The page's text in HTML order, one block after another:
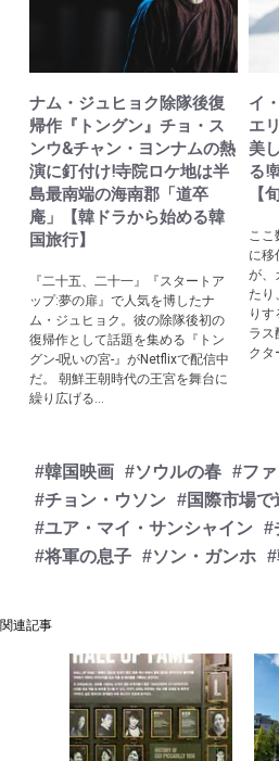
ナム・ジュヒョク除隊後復
帰作『トングン』チョ・ス
ンウ&チャン・ヨンナムの熱
演に釘付け!寺院ロケ地は半
島最南端の海南郡「道卒
庵」【韓ドラから始める韓
国旅行】
『二十五、二十一』『スタートア
ップ:夢の扉』で人気を博したナ
ム・ジュヒョク。彼の除隊後初の
復帰作として話題を集める『トン
グン-呪いの宮-』がNetflixで配信中
だ。 朝鮮王朝時代の王宮を舞台に
繰り広げる...
イ
エ
美
る!
【
こ
に移
が、
たり
り
ラス
クタ
#韓国映画 #ソウルの春 #フ
#チョン・ウソン #国際市場で
#ユア・マイ・サンシャイン #
#将軍の息子 #ソン・ガンホ
関連記事